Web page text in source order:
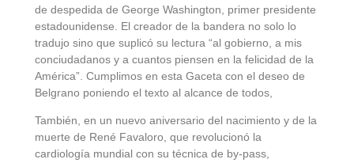
de despedida de George Washington, primer presidente
estadounidense. El creador de la bandera no solo lo
tradujo sino que suplicó su lectura “al gobierno, a mis
conciudadanos y a cuantos piensen en la felicidad de la
América”. Cumplimos en esta Gaceta con el deseo de
Belgrano poniendo el texto al alcance de todos,
También, en un nuevo aniversario del nacimiento y de la
muerte de René Favaloro, que revolucionó la
cardiología mundial con su técnica de by-pass,